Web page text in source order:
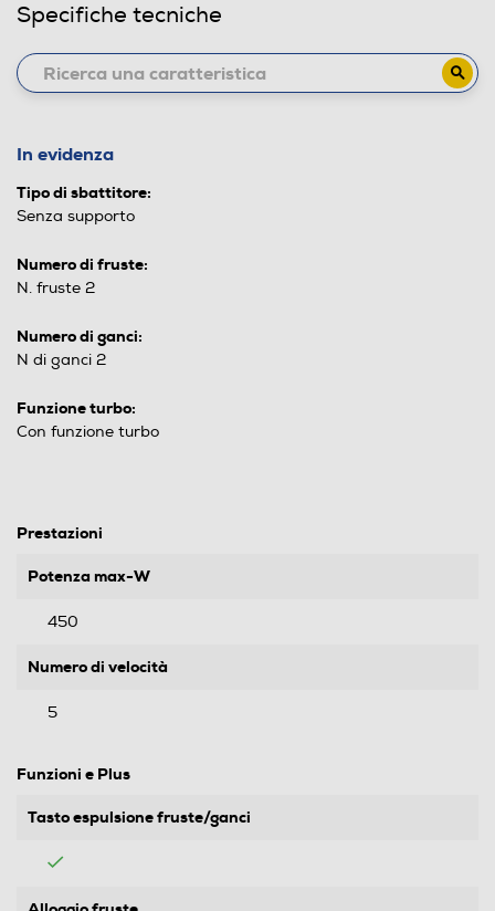
Specifiche tecniche
In evidenza
Tipo di sbattitore:
Senza supporto
Numero di fruste:
N. fruste 2
Numero di ganci:
N di ganci 2
Funzione turbo:
Con funzione turbo
Prestazioni
Potenza max-W
450
Numero di velocità
5
Funzioni e Plus
Tasto espulsione fruste/ganci